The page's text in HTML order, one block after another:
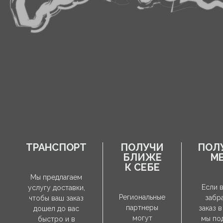
ТРАНСПОРТ
Мы предлагаем
услугу доставки,
чтобы ваш заказ
дошел до вас
быстро и в
ПОЛУЧИ
БЛИЖЕ
К СЕБЕ
Региональные
партнеры
могут
Если
заказ
мы